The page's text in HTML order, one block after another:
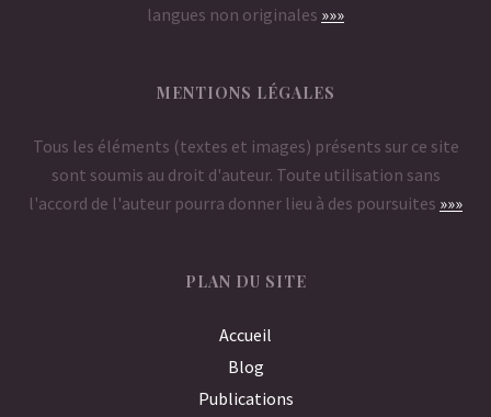
langues non originales »»»
MENTIONS LÉGALES
Tous les éléments (textes et images) présents sur ce site
sont soumis au droit d'auteur. Toute utilisation sans
l'accord de l'auteur pourra donner lieu à des poursuites »»»
PLAN DU SITE
Accueil
Blog
Publications